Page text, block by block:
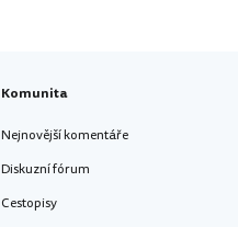
Komunita
Nejnovější komentáře
Diskuzní fórum
Cestopisy